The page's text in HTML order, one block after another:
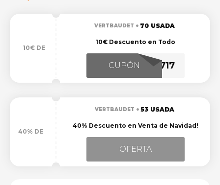
10€ DE
VERTBAUDET 70 USADA
10€ Descuento en Todo
CUPÓN 6717
40% DE
VERTBAUDET 53 USADA
40% Descuento en Venta de Navidad!
OFERTA